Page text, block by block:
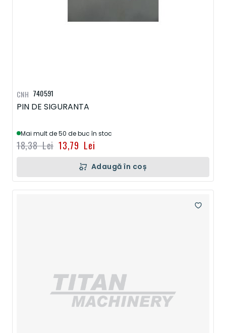
740591
PIN DE SIGURANTA
Mai mult de 50 de buc în stoc
13,79 Lei
18,38 Lei
CNH
Adaugă în coș